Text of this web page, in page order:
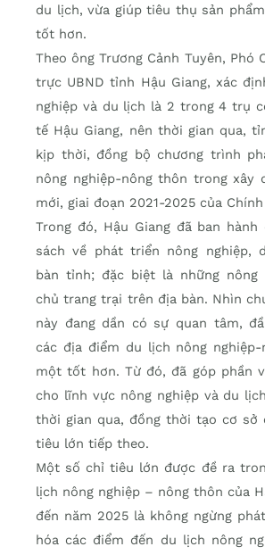
du lịch, vừa giúp tiêu thụ sản
tốt hơn.
Theo ông Trương Cảnh Tuyên, Phó
trực UBND tỉnh Hậu Giang, xác
nghiệp và du lịch là 2 trong 4 trụ
tế Hậu Giang, nên thời gian qua,
kịp thời, đồng bộ chương trình
nông nghiệp-nông thôn trong xây
mới, giai đoạn 2021-2025 của
Trong đó, Hậu Giang đã ban
sách về phát triển nông nghiệp,
bàn tỉnh; đặc biệt là những nông
chủ trang trại trên địa bàn. Nhìn
này đang dần có sự quan tâm,
các địa điểm du lịch nông nghiệp-
một tốt hơn. Từ đó, đã góp phần
cho lĩnh vực nông nghiệp và du
thời gian qua, đồng thời tạo cơ sở
tiêu lớn tiếp theo.
Một số chỉ tiêu lớn được đề ra
lịch nông nghiệp – nông thôn của
đến năm 2025 là không ngừng
hóa các điểm đến du lịch nông